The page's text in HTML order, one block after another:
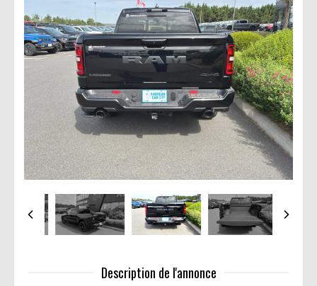
Description de l'annonce